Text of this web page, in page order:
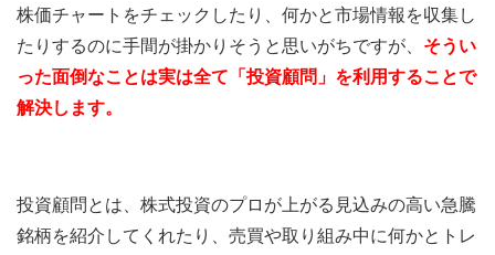
株価チャートをチェックしたり、何かと市場情報を収集し
たりするのに手間が掛かりそうと思いがちですが、 そうい
った面倒なことは実は全て「投資顧問」を利用することで
解決します。
投資顧問とは、株式投資のプロが上がる見込みの高い急騰
銘柄を紹介してくれたり、売買や取り組み中に何かとトレ